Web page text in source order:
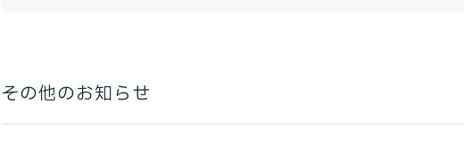
その他のお知らせ